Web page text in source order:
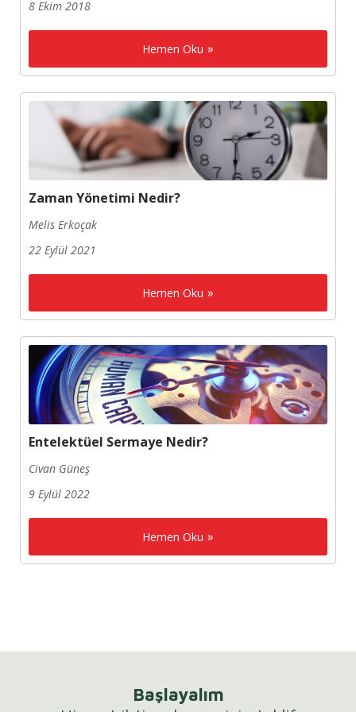
8 Ekim 2018
Hemen Oku
Zaman Yönetimi Nedir?
Melis Erkoçak
22 Eylül 2021
Hemen Oku
Entelektüel Sermaye Nedir?
Civan Güneş
9 Eylül 2022
Hemen Oku
Başlayalım